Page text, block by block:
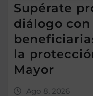
Supérate
diálogo
la
Mayor
Ago 8, 2026